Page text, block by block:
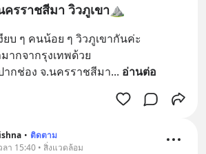
ครราชสีมา วิวภูเขา⛰️
ยบ ๆ คนน้อย ๆ วิวภูเขากันค่ะ
กจากรุงเทพด้วย
ากช่อง จ.นครราชสีมา... อ่านต่อ
• ติดตาม
ลา 15:40 • สิ่งแวดล้อม